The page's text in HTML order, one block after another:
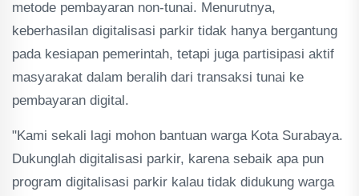
metode pembayaran non-tunai. Menurutnya,
keberhasilan digitalisasi parkir tidak hanya bergantung
pada kesiapan pemerintah, tetapi juga partisipasi aktif
masyarakat dalam beralih dari transaksi tunai ke
pembayaran digital.
"Kami sekali lagi mohon bantuan warga Kota Surabaya.
Dukunglah digitalisasi parkir, karena sebaik apa pun
program digitalisasi parkir kalau tidak didukung warga